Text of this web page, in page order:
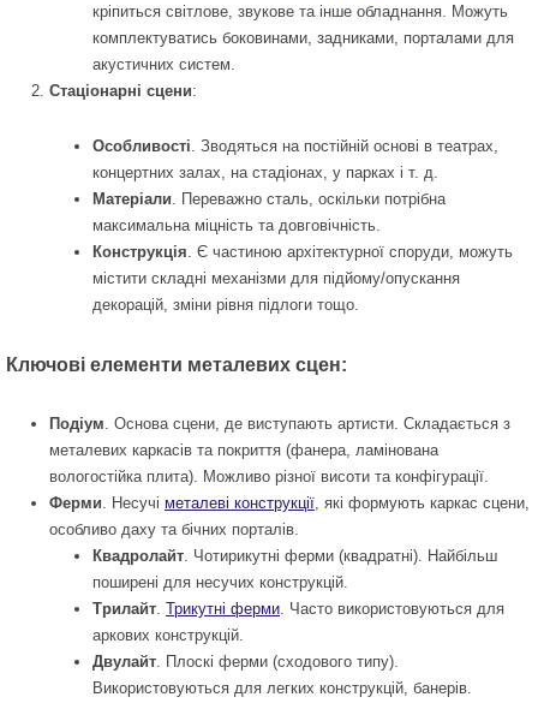
кріпиться світлове, звукове та інше обладнання. Можуть
комплектуватись боковинами, задниками, порталами для
акустичних систем.
Стаціонарні сцени:
Особливості . Зводяться на постійній основі в театрах,
концертних залах, на стадіонах, у парках і т. д.
Матеріали . Переважно сталь, оскільки потрібна
максимальна міцність та довговічність.
Конструкція . Є частиною архітектурної споруди, можуть
містити складні механізми для підйому/опускання
декорацій, зміни рівня підлоги тощо.
Ключові елементи металевих сцен:
Подіум . Основа сцени, де виступають артисти. Складається з
металевих каркасів та покриття (фанера, ламінована
вологостійка плита). Можливо різної висоти та конфігурації.
Ферми . Несучі металеві конструкції , які формують каркас сцени,
особливо даху та бічних порталів.
Квадролайт . Чотирикутні ферми (квадратні). Найбільш
поширені для несучих конструкцій.
Трилайт Трикутні ферми . Часто використовуються для
аркових конструкцій.
Двулайт . Плоскі ферми (сходового типу).
Використовуються для легких конструкцій, банерів.